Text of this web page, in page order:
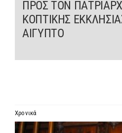
ΤΟ ΠΑΤΡΙΑΡΧΕΙΟ
KEIMENA
ΠΡΟΣ ΤΟΝ
ΚΟΠΤΙΚΗΣ
ΑΙΓΥΠΤΟ
Χρονικά
Προβολή